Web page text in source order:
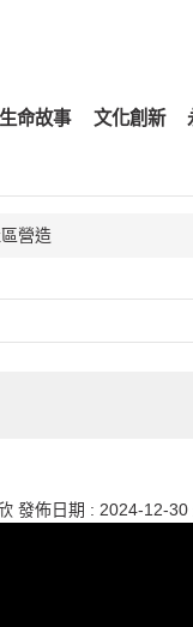
生命故事 文化創新
營造
發佈日期 : 2024-12-30